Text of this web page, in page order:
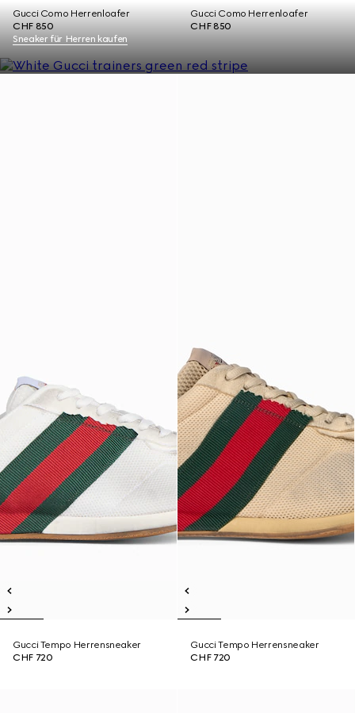
Gucci Como Herrenloafer
CHF 850
Gucci Como Herrenloafer
CHF 850
Sneaker für Herren kaufen
Gucci Tempo Herrensneaker
CHF 720
Gucci Tempo Herrensneaker
CHF 720